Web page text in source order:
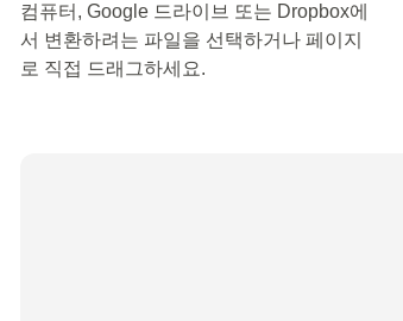
컴퓨터, Google 드라이브 또는 Dropbox에
서 변환하려는 파일을 선택하거나 페이지
로 직접 드래그하세요.